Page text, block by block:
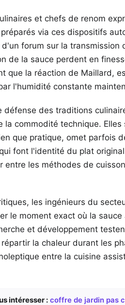
et chefs de renom
via ces dispositifs
forum sur la
de la sauce perdent en
que la réaction de Maillard,
l'humidité constante
défense des traditions
la commodité technique.
que pratique, omet parfois
font l'identité du plat
entre les méthodes de
les ingénieurs du
le moment exact où la
et développement
la chaleur durant les
entre la cuisine
intéresser : coffre de jardin pas